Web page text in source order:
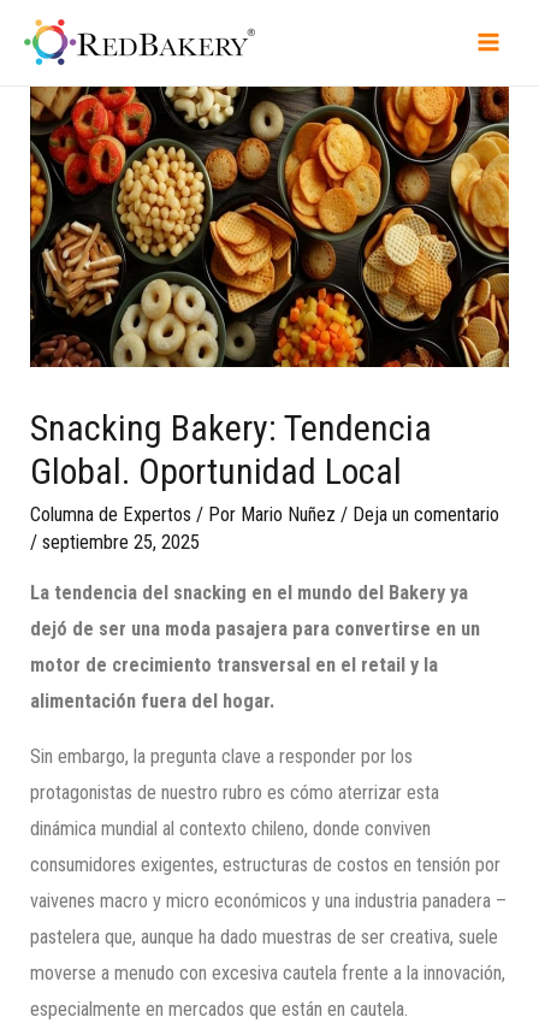
Snacking Bakery: Tendencia
Global. Oportunidad Local
Columna de Expertos / Por Mario Nuñez / Deja un comentario
/septiembre 25, 2025
La tendencia del snacking en el mundo del Bakery ya
dejó de ser una moda pasajera para convertirse en un
motor de crecimiento transversal en el retail y la
alimentación fuera del hogar.
Sin embargo, la pregunta clave a responder por los
protagonistas de nuestro rubro es cómo aterrizar esta
dinámica mundial al contexto chileno, donde conviven
consumidores exigentes, estructuras de costos en tensión por
vaivenes macro y micro económicos y una industria panadera –
pastelera que, aunque ha dado muestras de ser creativa, suele
moverse a menudo con excesiva cautela frente a la innovación,
especialmente en mercados que están en cautela.